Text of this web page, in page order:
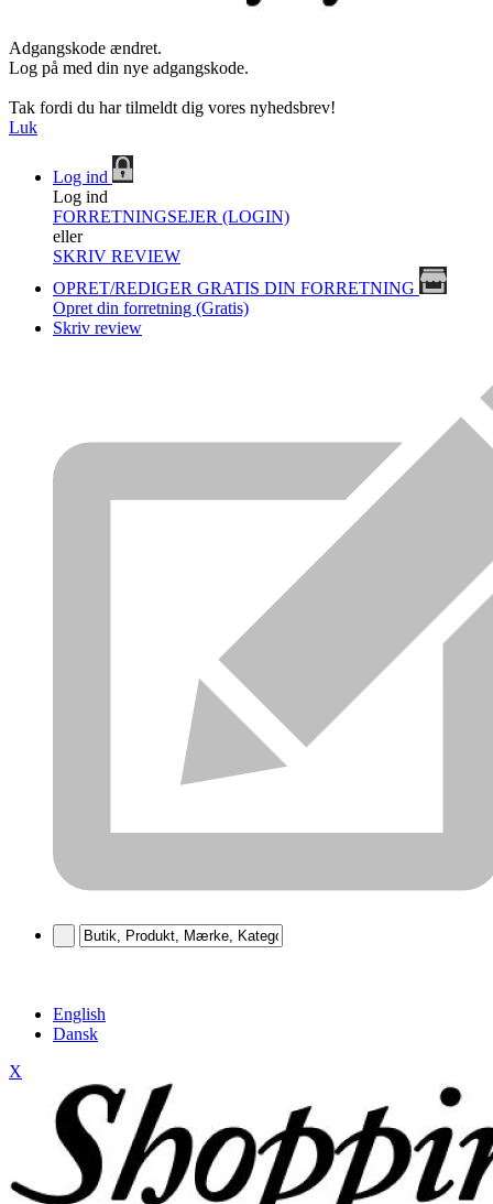
Adgangskode ændret.
Log på med din nye adgangskode.
Tak fordi du har tilmeldt dig vores nyhedsbrev!
Luk
Log ind
Log ind
FORRETNINGSEJER (LOGIN)
eller
SKRIV REVIEW
OPRET/REDIGER GRATIS DIN FORRETNING
Opret din forretning (Gratis)
Skriv review
English
Dansk
X